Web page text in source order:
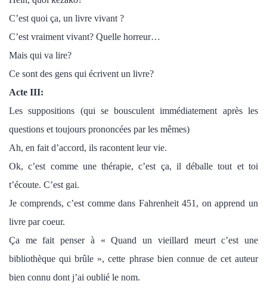
C’est quoi ça, un livre vivant ?
C’est vraiment vivant? Quelle horreur…
Mais qui va lire?
Ce sont des gens qui écrivent un livre?
Acte III:
Les suppositions (qui se bousculent immédiatement après les
questions et toujours prononcées par les mêmes)
Ah, en fait d’accord, ils racontent leur vie.
Ok, c’est comme une thérapie, c’est ça, il déballe tout et toi
t’écoute. C’est gai.
Je comprends, c’est comme dans Fahrenheit 451, on apprend un
livre par coeur.
Ça me fait penser à « Quand un vieillard meurt c’est une
bibliothèque qui brûle », cette phrase bien connue de cet auteur
bien connu dont j’ai oublié le nom.